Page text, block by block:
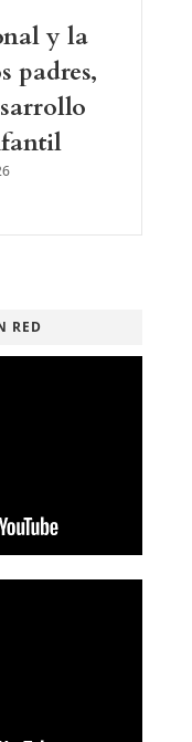
y la
padres,
RED